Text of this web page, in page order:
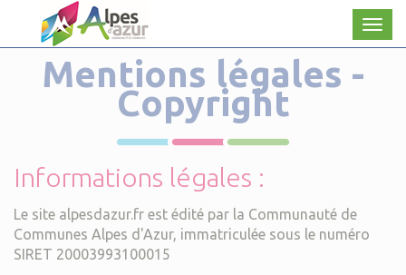
Mentions légales -
Copyright
Informations légales :
Le site alpesdazur.fr est édité par la Communauté de
Communes Alpes d'Azur, immatriculée sous le numéro
SIRET 20003993100015
Panneau de gestion des cookies